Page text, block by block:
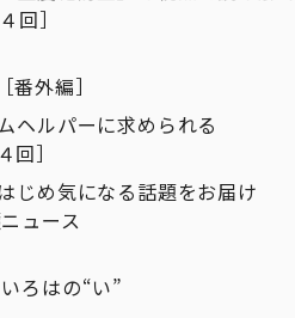
回］
番外編］
ヘルパーに求められる
］
じめ気になる話題をお届け
ュース
ろはの“い”